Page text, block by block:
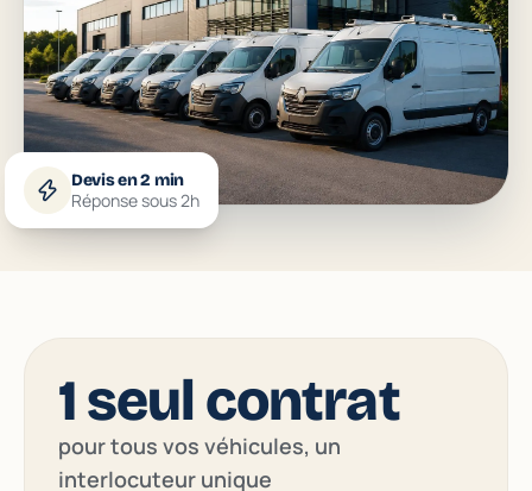
Devis en 2 min
Réponse sous 2h
1 seul contrat
pour tous vos véhicules, un
interlocuteur unique